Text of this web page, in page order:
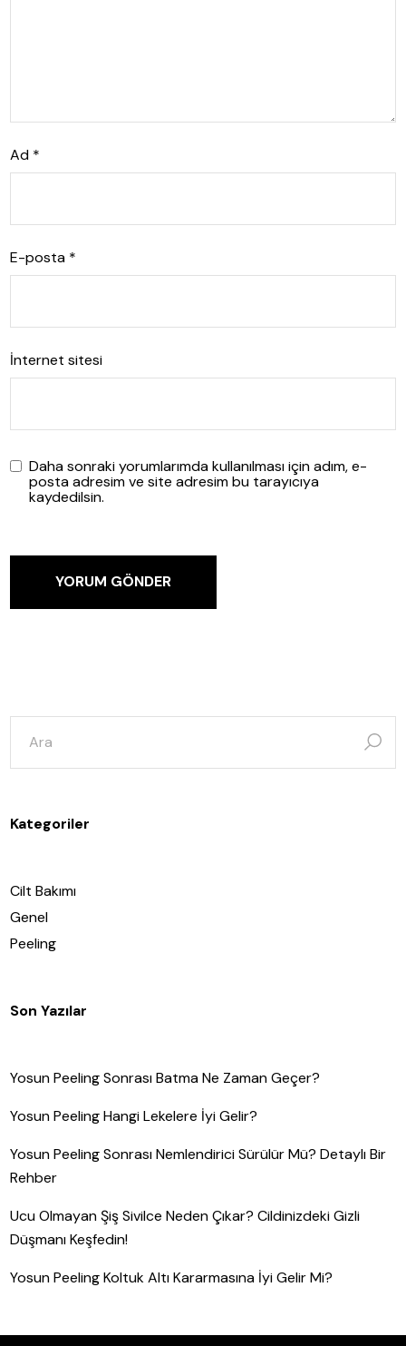
Ad *
E-posta *
İnternet sitesi
Daha sonraki yorumlarımda kullanılması için adım, e-
posta adresim ve site adresim bu tarayıcıya
kaydedilsin.
YORUM GÖNDER
şunun
ara:
Kategoriler
Cilt Bakımı
Genel
Peeling
Son Yazılar
Yosun Peeling Sonrası Batma Ne Zaman Geçer?
Yosun Peeling Hangi Lekelere İyi Gelir?
Yosun Peeling Sonrası Nemlendirici Sürülür Mü? Detaylı Bir
Rehber
Ucu Olmayan Şiş Sivilce Neden Çıkar? Cildinizdeki Gizli
Düşmanı Keşfedin!
Yosun Peeling Koltuk Altı Kararmasına İyi Gelir Mi?